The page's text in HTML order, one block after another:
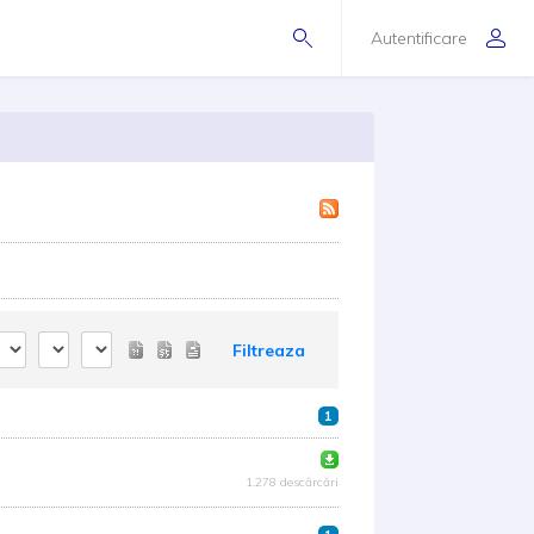
Autentificare
Filtreaza
1
1.278 descărcări